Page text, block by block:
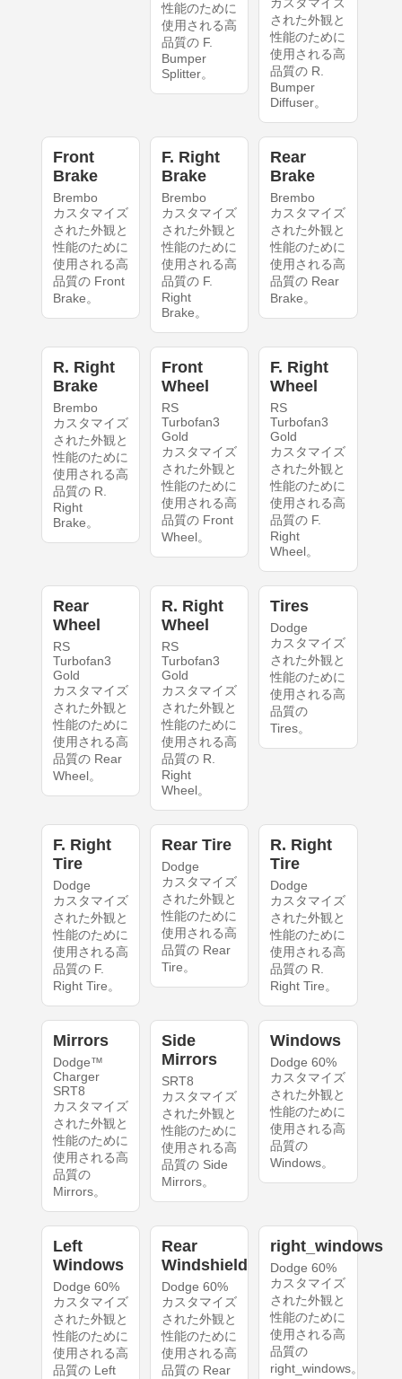
性能のために
使用される高
品質の F.
Bumper
Splitter。
カスタマイズ
された外観と
性能のために
使用される高
品質の R.
Bumper
Diffuser。
Front
Brake
Brembo
カスタマイズ
された外観と
性能のために
使用される高
品質の Front
Brake。
F. Right
Brake
Brembo
カスタマイズ
された外観と
性能のために
使用される高
品質の F.
Right
Brake。
Rear
Brake
Brembo
カスタマイズ
された外観と
性能のために
使用される高
品質の Rear
Brake。
R. Right
Brake
Brembo
カスタマイズ
された外観と
性能のために
使用される高
品質の R.
Right
Brake。
Front
Wheel
RS
Turbofan3
Gold
カスタマイズ
された外観と
性能のために
使用される高
品質の Front
Wheel。
F. Right
Wheel
RS
Turbofan3
Gold
カスタマイズ
された外観と
性能のために
使用される高
品質の F.
Right
Wheel。
Rear
Wheel
RS
Turbofan3
Gold
カスタマイズ
された外観と
性能のために
使用される高
品質の Rear
Wheel。
R. Right
Wheel
RS
Turbofan3
Gold
カスタマイズ
された外観と
性能のために
使用される高
品質の R.
Right
Wheel。
Tires
Dodge
カスタマイズ
された外観と
性能のために
使用される高
品質の
Tires。
F. Right
Tire
Dodge
カスタマイズ
された外観と
性能のために
使用される高
品質の F.
Right Tire。
Rear Tire
Dodge
カスタマイズ
された外観と
性能のために
使用される高
品質の Rear
Tire。
R. Right
Tire
Dodge
カスタマイズ
された外観と
性能のために
使用される高
品質の R.
Right Tire。
Mirrors
Dodge™
Charger
SRT8
カスタマイズ
された外観と
性能のために
使用される高
品質の
Mirrors。
Side
Mirrors
SRT8
カスタマイズ
された外観と
性能のために
使用される高
品質の Side
Mirrors。
Windows
Dodge 60%
カスタマイズ
された外観と
性能のために
使用される高
品質の
Windows。
Left
Windows
Dodge 60%
カスタマイズ
された外観と
性能のために
使用される高
品質の Left
Rear
Windshield
Dodge 60%
カスタマイズ
された外観と
性能のために
使用される高
品質の Rear
right_windows
Dodge 60%
カスタマイズ
された外観と
性能のために
使用される高
品質の
right_windows。